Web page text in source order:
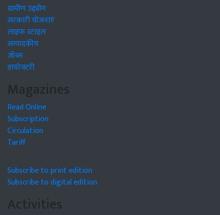
ग्रामीण उद्द्योग
सरकारी योजनाएं
लाइफ स्टाइल
सम्पादकीय
जॉब्स
डायरेक्टरी
Magazines
Read Online
Subscription
Circulation
Tariff
Subscribe to print edition
Subscribe to digital edition
Activities